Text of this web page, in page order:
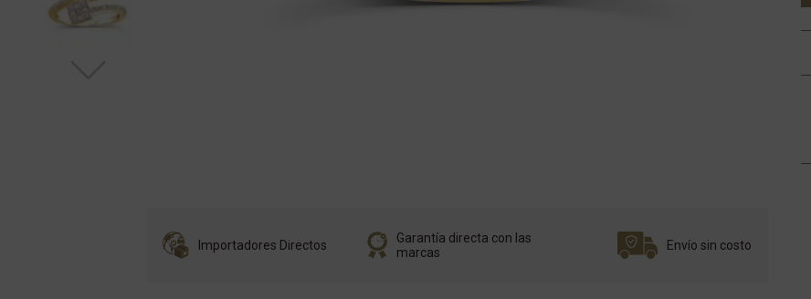
Importadores Directos
Garantía directa con las
marcas
Envío sin costo